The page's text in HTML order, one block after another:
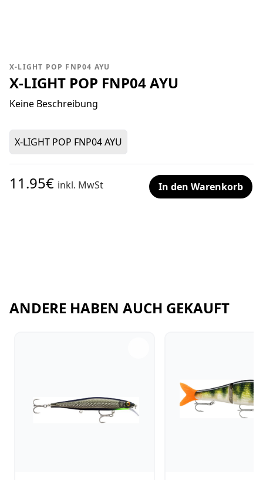
X-LIGHT POP FNP04 AYU
X-LIGHT POP FNP04 AYU
Keine Beschreibung
X-LIGHT POP FNP04 AYU
11.95€ inkl. MwSt In den Warenkorb
ANDERE HABEN AUCH GEKAUFT